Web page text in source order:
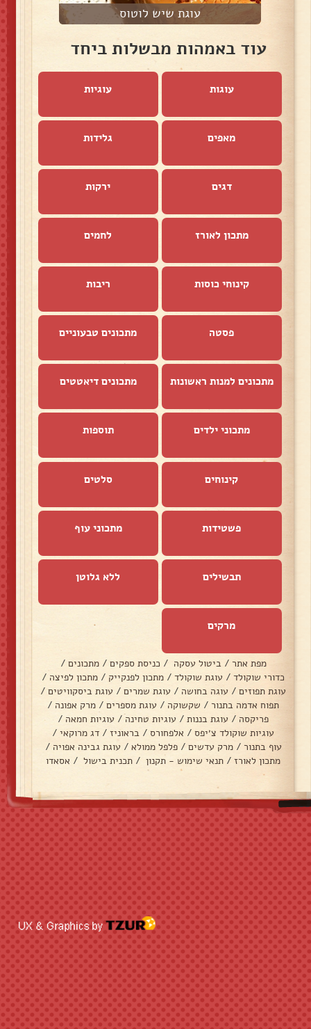
עוגת שיש לוטוס
עוד באמהות מבשלות ביחד
עוגות עוגיות
מאפים גלידות
דגים ירקות
מתכון לאורז לחמים
קינוחי כוסות ריבות
פסטה מתכונים טבעוניים
מתכונים למנות ראשונות מתכונים דיאטטים
מתכוני ילדים תוספות
קינוחים סלטים
פשטידות מתכוני עוף
תבשילים ללא גלוטן
מרקים
מפת אתר / ביטול עסקה / כניסת ספקים / מתכונים /
כדורי שוקולד / עוגת שוקולד / מתכון לפנקייק / מתכון לפיצה /
עוגת תפוזים / עוגה בחושה / עוגת שמרים / עוגת ביסקוויטים /
תפוח אדמה בתנור / שקשוקה / עוגת מספרים / מרק אפונה /
פריקסה / עוגת בננות / עוגיות טחינה / עוגיות חמאה /
עוגיות שוקולד צ׳יפס / אלפחורס / בראוניז / דג מרוקאי /
עוף בתנור / מרק עדשים / פלפל ממולא / עוגת גבינה אפויה /
מתכון לאורז / תנאי שימוש - תקנון / תכנית בישול / אסאדו